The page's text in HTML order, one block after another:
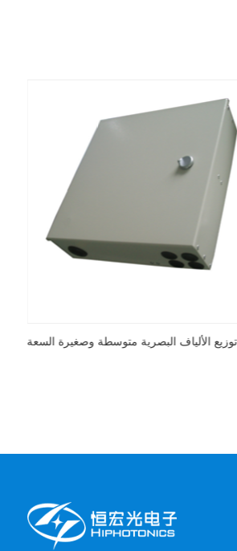
صندوق توزيع الألياف البصرية متوسطة وصغيرة السعة للماء جدار المثبتة مربع التصحيح